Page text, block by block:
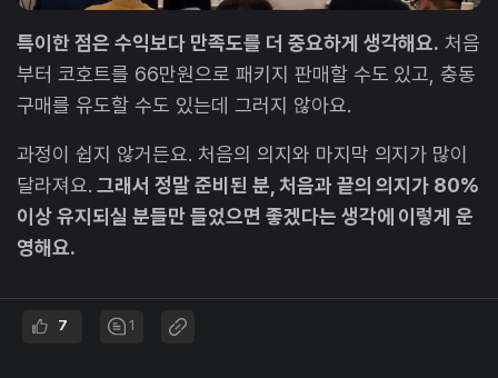
특이한 점은 수익보다 만족도를 더 중요하게 생각해요. 처음
부터 코호트를 66만원으로 패키지 판매할 수도 있고, 충동
구매를 유도할 수도 있는데 그러지 않아요.
과정이 쉽지 않거든요. 처음의 의지와 마지막 의지가 많이
달라져요. 그래서 정말 준비된 분, 처음과 끝의 의지가 80%
이상 유지되실 분들만 들었으면 좋겠다는 생각에 이렇게 운
영해요.
7 1